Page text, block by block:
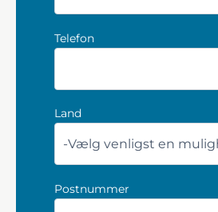
Telefon
Land
Postnummer